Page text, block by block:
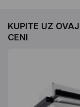
KUPITE UZ
CENI